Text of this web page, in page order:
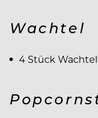
Wachtel
4 Stück